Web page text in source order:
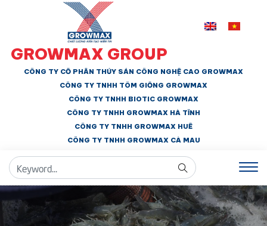
GROWMAX GROUP
CÔNG TY CỔ PHẦN THỦY SẢN CÔNG NGHỆ CAO GROWMAX
CÔNG TY TNHH TÔM GIỐNG GROWMAX
CÔNG TY TNHH BIOTIC GROWMAX
CÔNG TY TNHH GROWMAX HÀ TĨNH
CÔNG TY TNHH GROWMAX HUẾ
CÔNG TY TNHH GROWMAX CÀ MAU